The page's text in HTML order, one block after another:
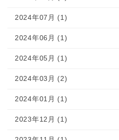
2024年07月 (1)
2024年06月 (1)
2024年05月 (1)
2024年03月 (2)
2024年01月 (1)
2023年12月 (1)